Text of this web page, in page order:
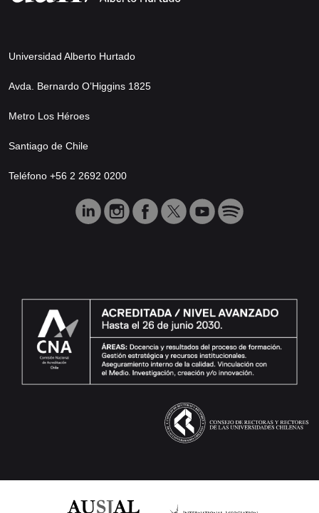
Universidad Alberto Hurtado
Avda. Bernardo O’Higgins 1825
Metro Los Héroes
Santiago de Chile
Teléfono +56 2 2692 0200